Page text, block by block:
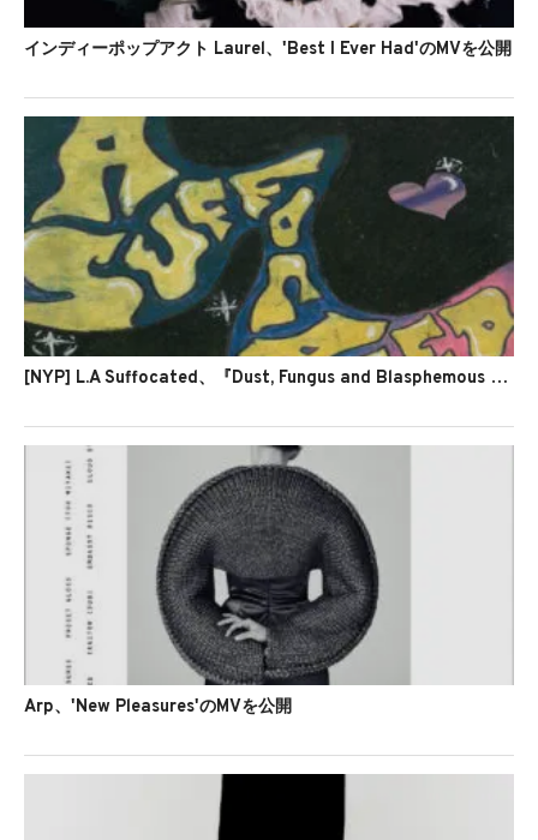
インディーポップアクト Laurel、'Best I Ever Had'のMVを公開
[NYP] L.A Suffocated、『Dust, Fungus and Blasphemous Thoughts』を発表
Arp、'New Pleasures'のMVを公開